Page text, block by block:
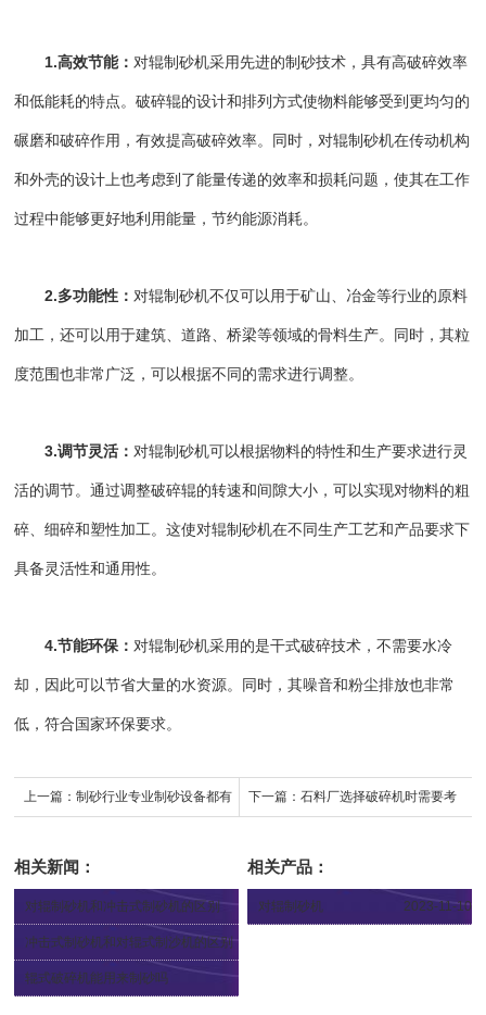
1.高效节能： 对辊制砂机采用先进的制砂技术，具有高破碎效率
和低能耗的特点。破碎辊的设计和排列方式使物料能够受到更均匀的
碾磨和破碎作用，有效提高破碎效率。同时，对辊制砂机在传动机构
和外壳的设计上也考虑到了能量传递的效率和损耗问题，使其在工作
过程中能够更好地利用能量，节约能源消耗。
2.多功能性： 对辊制砂机不仅可以用于矿山、冶金等行业的原料
加工，还可以用于建筑、道路、桥梁等领域的骨料生产。同时，其粒
度范围也非常广泛，可以根据不同的需求进行调整。
3.调节灵活： 对辊制砂机可以根据物料的特性和生产要求进行灵
活的调节。通过调整破碎辊的转速和间隙大小，可以实现对物料的粗
碎、细碎和塑性加工。这使对辊制砂机在不同生产工艺和产品要求下
具备灵活性和通用性。
4.节能环保： 对辊制砂机采用的是干式破碎技术，不需要水冷
却，因此可以节省大量的水资源。同时，其噪音和粉尘排放也非常
低，符合国家环保要求。
上一篇： 制砂行业专业制砂设备都有 下一篇：石料厂选择破碎机时需要考
相关新闻：
对辊制砂机和冲击式制砂机的区别
2023-08-23
冲击式制砂机和对辊式制沙机的区别
辊式破碎机能用来制砂吗
相关产品：
对辊制砂机 2023-11-10